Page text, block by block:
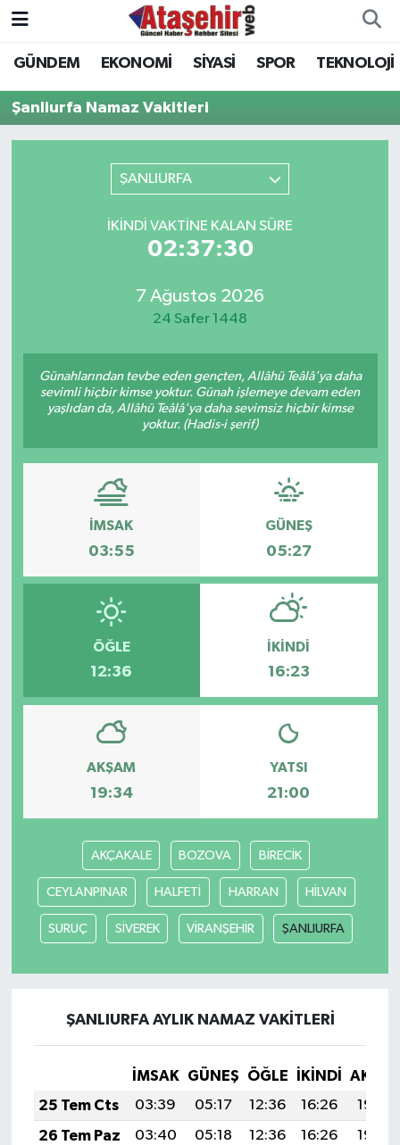
GÜNDEM EKONOMİ SİYASİ SPOR TEKNOLOJİ
Şanliurfa Namaz Vakitleri
ŞANLIURFA
İKINDI VAKTINE KALAN SÜRE
02:37:30
7 Ağustos 2026
24 Safer 1448
Günahlarından tevbe eden gençten, Allâhü Teâlâ'ya daha
sevimli hiçbir kimse yoktur. Günah işlemeye devam eden
yaşlıdan da, Allâhü Teâlâ'ya daha sevimsiz hiçbir kimse
yoktur. (Hadis-i şerif)
İMSAK
03:55
GÜNEŞ
05:27
ÖĞLE
12:36
İKINDI
16:23
AKŞAM
19:34
YATSI
21:00
AKÇAKALE BOZOVA BİRECİK
CEYLANPINAR HALFETİ HARRAN HİLVAN
SURUÇ SİVEREK VİRANŞEHİR ŞANLIURFA
ŞANLIURFA AYLIK NAMAZ VAKITLERI
İMSAK GÜNEŞ ÖĞLE İKINDI
25 Tem Cts
03:39 05:17 12:36 16:26
19:46
26 Tem Paz
03:40 05:18 12:36 16:26
19:45
Hava Durumu
Trafik Durumu
Son Dakika Haberleri